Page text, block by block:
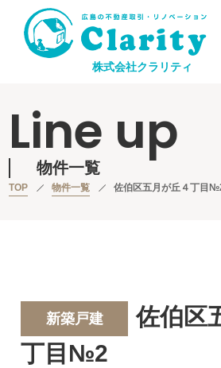
株式会社クラリティ
Line up
物件一覧
TOP 物件一覧 佐伯区五月が丘４丁目
新築戸建
佐伯区
丁目№2